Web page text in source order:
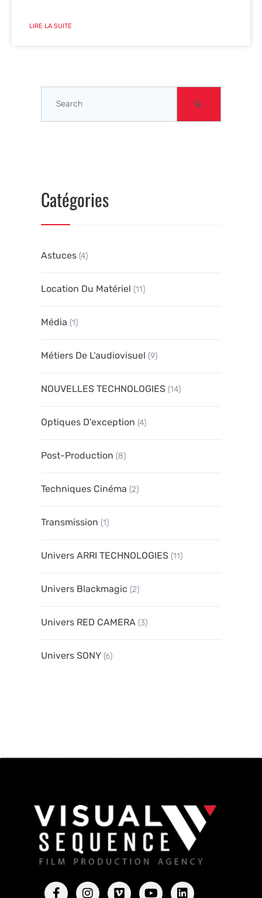
LIRE LA SUITE
Catégories
Astuces (4)
Location Du Matériel (11)
Média (1)
Métiers De L'audiovisuel (9)
NOUVELLES TECHNOLOGIES (14)
Optiques D'exception (4)
Post-Production (8)
Techniques Cinéma (2)
Transmission (1)
Univers ARRI TECHNOLOGIES (11)
Univers Blackmagic (2)
Univers RED CAMERA (3)
Univers SONY (6)